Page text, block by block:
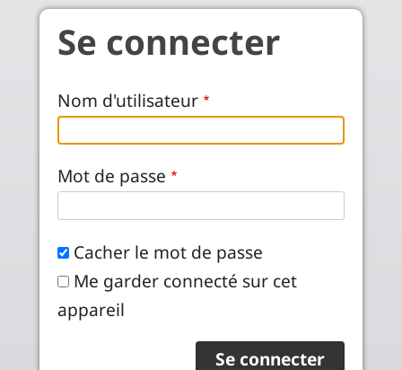
Aller au contenu principal
Se connecter
Nom d'utilisateur
Mot de passe
Cacher le mot de passe
Me garder connecté sur cet
appareil